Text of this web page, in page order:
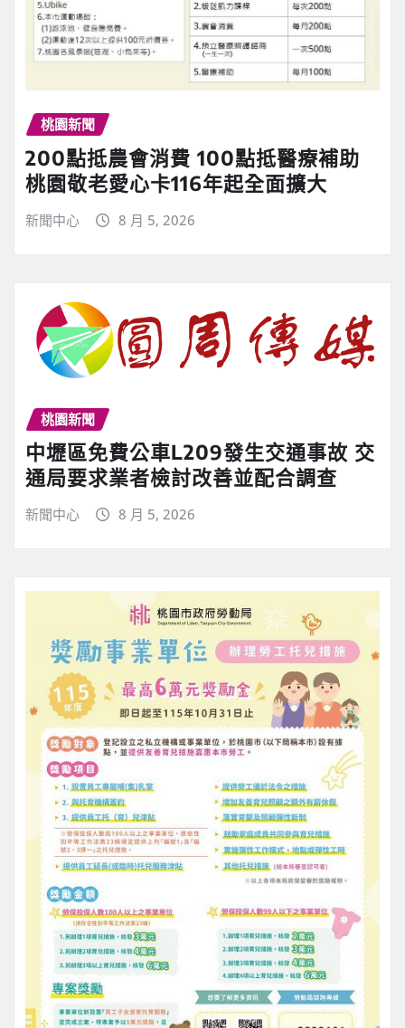
桃園新聞
200點抵農會消費 100點抵醫療補助
桃園敬老愛心卡116年起全面擴大
新聞中心 8 月 5, 2026
桃園新聞
中壢區免費公車L209發生交通事故 交
通局要求業者檢討改善並配合調查
新聞中心 8 月 5, 2026